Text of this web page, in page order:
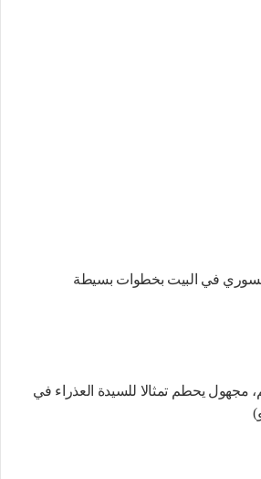
في البيت بخطوات بسيطة
مجهول يحطم تمثالا للسيدة العذراء في